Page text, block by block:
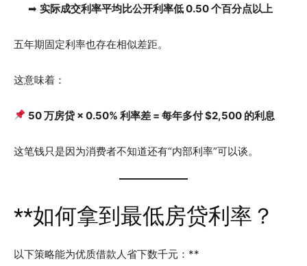
➡ 实际成交利率平均比公开利率低 0.50 个百分点以上
五年期固定利率也存在相似差距。
这意味着：
50 万房贷 × 0.50% 利率差 = 每年多付 $2,500 的利息
这笔钱只是因为消费者不知道还有“内部利率”可以谈。
**如何拿到最低房贷利率？
以下策略能为优质借款人省下数千元：**